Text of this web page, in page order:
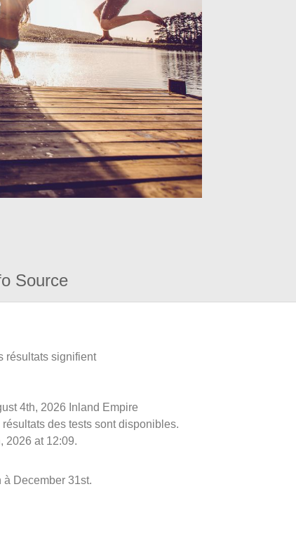
Source
résultats signifient
4th, 2026 Inland Empire
des tests sont disponibles.
2026 at 12:09.
December 31st.